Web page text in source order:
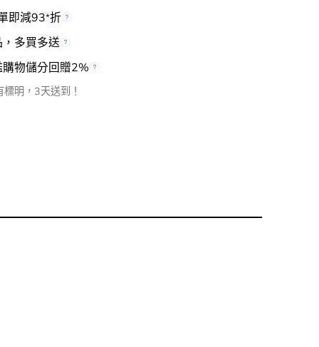
即減93*折
多買多送
物儲分回贈2%
明，3天送到！